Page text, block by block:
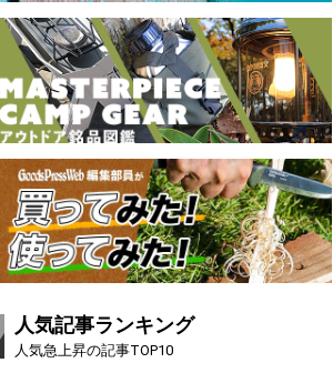
人気記事ランキング
人気急上昇の記事TOP10